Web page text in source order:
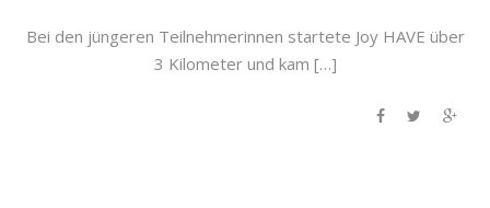
Bei den jüngeren Teilnehmerinnen startete Joy HAVE über
3 Kilometer und kam […]